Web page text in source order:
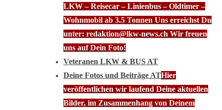
LKW – Reisecar – Linienbus – Oldtimer –
Wohnmobil ab 3.5 Tonnen Uns erreichst Du
unter: redaktion@lkw-news.ch Wir freuen
uns auf Dein Foto!
Veteranen LKW & BUS AT
Deine Fotos und Beiträge ATHier
veröffentlichen wir laufend Deine aktuellen
Bilder, im Zusammenhang von Deinem